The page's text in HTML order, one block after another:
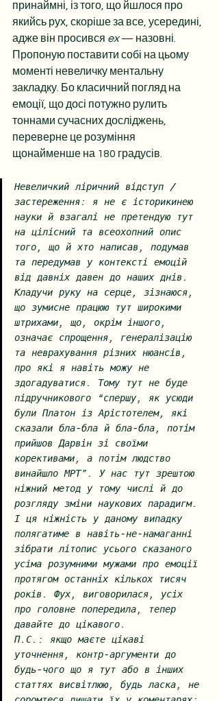
принаймні, із того, що йшлося про
якийсь рух, скоріше за все, усередині,
адже він просився ex — назовні.
Пропоную поставити собі на цьому
моменті невеличку ментальну
закладку. Бо класичний погляд на
емоції, що досі потужно рулить
тоннами сучасних досліджень,
переверне це розуміння
щонайменше на 180 градусів.
Невеличкий ліричний відступ /
застереження: я не є історикинею
науки й взагалі не претендую тут
на цілісний та всеохопний опис
того, що й хто написав, подумав
та передумав у контексті емоцій
від давніх давен до наших днів.
Кладучи руку на серце, зізнаюся,
що зумисне працюю тут широкими
штрихами, що, окрім іншого,
означає спрощення, генералізацію
та неврахування різних нюансів,
про які я навіть можу не
здогадуватися. Тому тут не буде
підручникового “спершу, як усюди
були Платон із Арістотелем, які
сказали бла-бла й бла-бла, потім
прийшов Дарвін зі своїми
корективами, а потім людство
винайшло МРТ”. У нас тут зрештою
ніжний метод у тому числі й до
розгляду зміни наукових парадигм.
І ця ніжність у даному випадку
полягатиме в навіть-не-намаганні
зібрати літопис усього сказаного
усіма розумними мужами про емоції
протягом останніх кількох тисяч
років. Фух, виговорилася, усіх
про головне попередила, тепер
давайте до цікавого.
П.С.: якщо маєте цікаві
уточнення, контр-аргументи до
будь-чого що я тут або в інших
статтях висвітлюю, будь ласка, не